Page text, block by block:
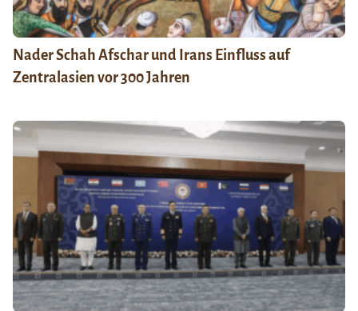
Nader Schah Afschar und Irans Einfluss auf
Zentralasien vor 300 Jahren